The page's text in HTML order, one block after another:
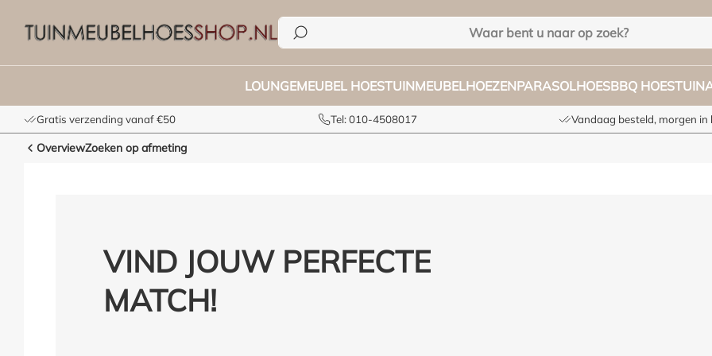
LOUNGEMEUBEL HOESTUINMEUBELHOEZENPARASOLHOESBBQ HOES
Gratis verzending vanaf €50 Tel: 010-4508017 Vandaag besteld, morgen in
OverviewZoeken op afmeting
VIND JOUW PERFECTE
MATCH!